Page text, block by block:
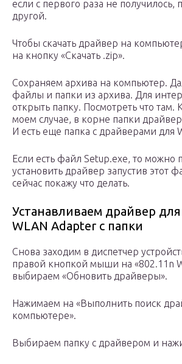
если с первого раза не получилось,
другой.
Чтобы скачать драйвер на
на кнопку «Скачать .zip».
Сохраняем архива на компьютер.
файлы и папки из архива. Для
открыть папку. Посмотреть что там.
моем случае, в корне папки
И есть еще папка с драйверами для
Если есть файл Setup.exe, то можно
установить драйвер запустив этот
сейчас покажу что делать.
Устанавливаем драйвер для
WLAN Adapter с папки
Снова заходим в диспетчер
правой кнопкой мыши на «802.11n
выбираем «Обновить драйверы».
Нажимаем на «Выполнить поиск
компьютере».
Выбираем папку с драйвером и